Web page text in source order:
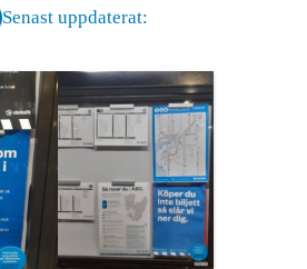
Senast uppdaterat: